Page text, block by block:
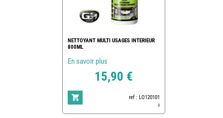
NETTOYANT MULTI USAGES INTERIEUR
800ML
En savoir plus
15,90 €
ref : LO120101
3